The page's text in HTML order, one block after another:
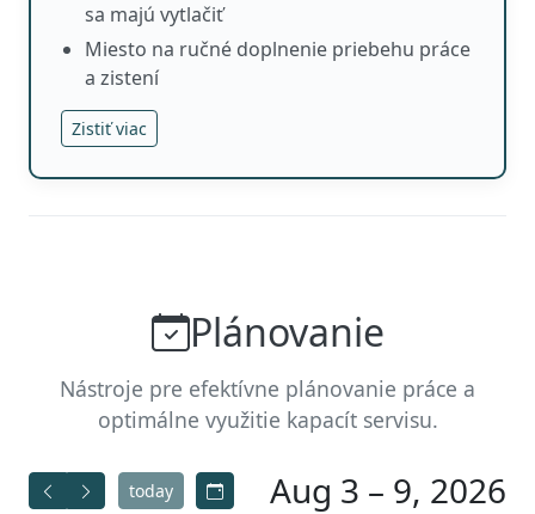
sa majú vytlačiť
Miesto na ručné doplnenie priebehu práce
a zistení
Zistiť viac
Plánovanie
Nástroje pre efektívne plánovanie práce a
optimálne využitie kapacít servisu.
today Aug 3 – 9, 2026